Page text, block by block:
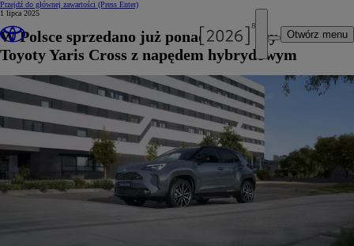
Przejdź do głównej zawartości (Press Enter)
Otwórz menu
1 lipca 2025
W Polsce sprzedano już ponad 40 tysięcy sztuk
Toyoty Yaris Cross z napędem hybrydowym